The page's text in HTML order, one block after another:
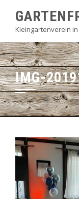
content
Kleingartenverein
IMG-